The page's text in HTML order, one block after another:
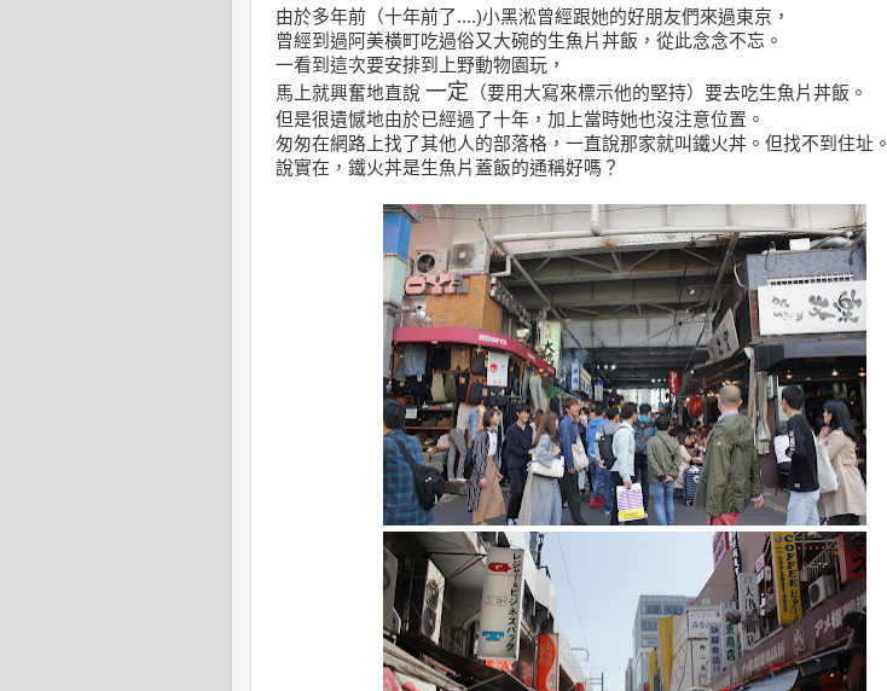
由於多年前（十年前了....)小黑淞曾經跟她的好朋友們來過東京，
曾經到過阿美橫町吃過俗又大碗的生魚片丼飯，從此念念不忘。
一看到這次要安排到上野動物園玩，
馬上就興奮地直說 一定 （要用大寫來標示他的堅持）要去吃生魚片丼飯。
但是很遺憾地由於已經過了十年，加上當時她也沒注意位置。
匆匆在網路上找了其他人的部落格，一直說那家就叫鐵火丼。但找不到住址。
說實在，鐵火丼是生魚片蓋飯的通稱好嗎？